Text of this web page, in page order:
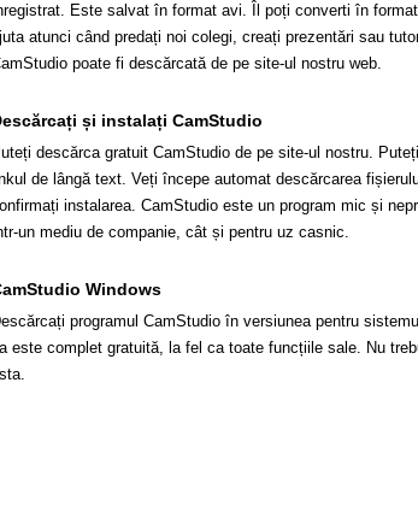
Este salvat în format avi. Îl poți converti în
atunci când predați noi colegi, creați prezentări sau
poate fi descărcată de pe site-ul nostru web.
și instalați CamStudio
descărca gratuit CamStudio de pe site-ul nostru.
de lângă text. Veți începe automat descărcarea
instalarea. CamStudio este un program mic și
un mediu de companie, cât și pentru uz casnic.
Windows
programul CamStudio în versiunea pentru
este complet gratuită, la fel ca toate funcțiile sale. Nu